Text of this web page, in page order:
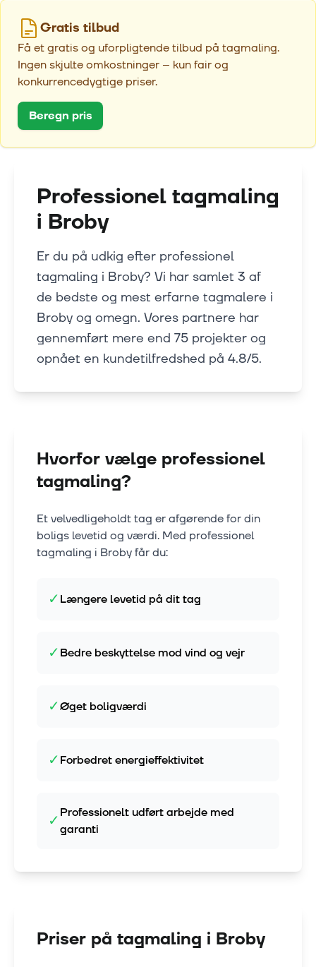
Gratis tilbud
Få et gratis og uforpligtende tilbud på tagmaling.
Ingen skjulte omkostninger – kun fair og
konkurrencedygtige priser.
Beregn pris
Professionel tagmaling
i Broby
Er du på udkig efter professionel
tagmaling i Broby? Vi har samlet 3 af
de bedste og mest erfarne tagmalere i
Broby og omegn. Vores partnere har
gennemført mere end 75 projekter og
opnået en kundetilfredshed på 4.8/5.
Hvorfor vælge professionel
tagmaling?
Et velvedligeholdt tag er afgørende for din
boligs levetid og værdi. Med professionel
tagmaling i Brobyfår du:
✓Længere levetid på dit tag
✓Bedre beskyttelse mod vind og vejr
✓Øget boligværdi
✓Forbedret energieffektivitet
✓Professionelt udført arbejde med
garanti
Priser på tagmaling i Broby